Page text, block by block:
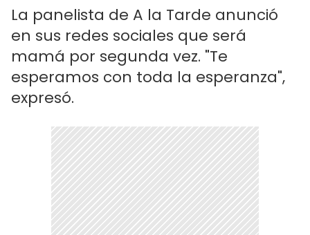
La panelista de A la Tarde anunció
en sus redes sociales que será
mamá por segunda vez. "Te
esperamos con toda la esperanza",
expresó.